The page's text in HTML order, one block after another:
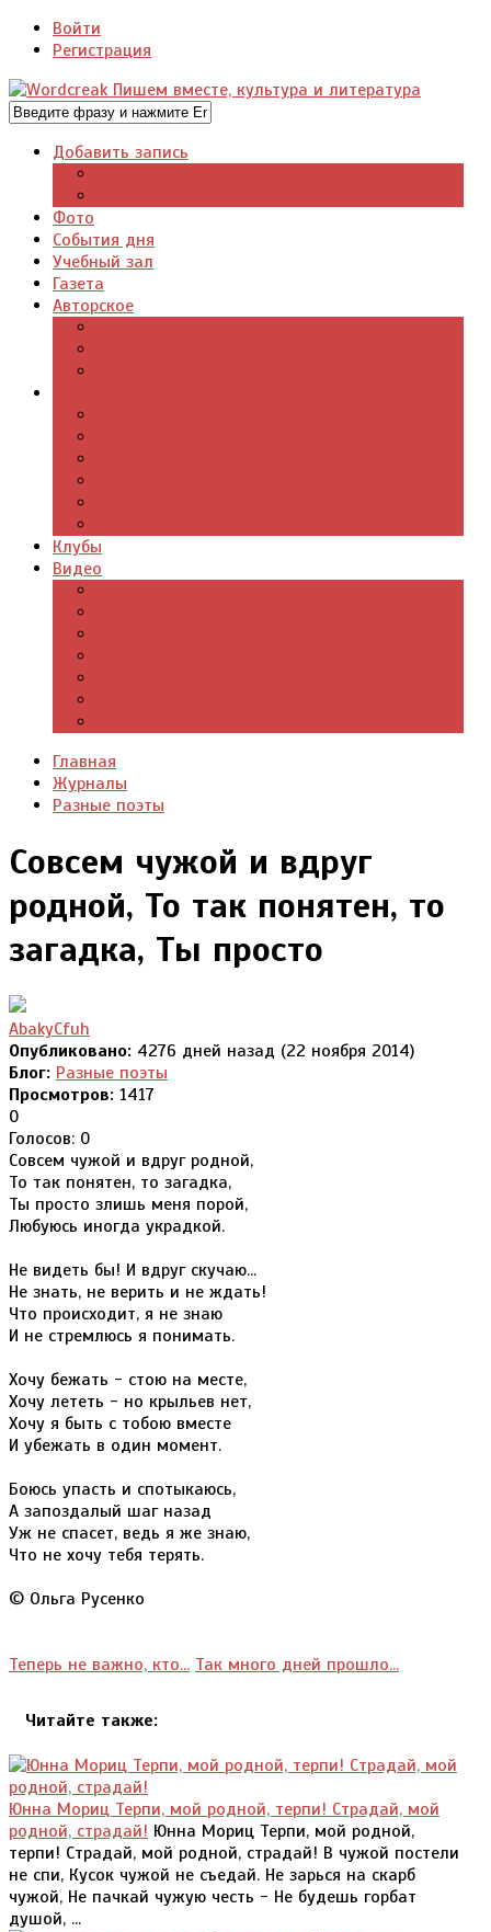
Войти
Регистрация
Добавить запись
Фото
События дня
Учебный зал
Газета
Авторское
Клубы
Видео
Главная
Журналы
Разные поэты
Совсем чужой и вдруг
родной, То так понятен, то
загадка, Ты просто
AbakyCfuh
Опубликовано: 4276 дней назад (22 ноября 2014)
Блог: Разные поэты
Просмотров: 1417
0
Голосов: 0
Совсем чужой и вдруг родной,
То так понятен, то загадка,
Ты просто злишь меня порой,
Любуюсь иногда украдкой.
Не видеть бы! И вдруг скучаю...
Не знать, не верить и не ждать!
Что происходит, я не знаю
И не стремлюсь я понимать.
Хочу бежать - стою на месте,
Хочу лететь - но крыльев нет,
Хочу я быть с тобою вместе
И убежать в один момент.
Боюсь упасть и спотыкаюсь,
А запоздалый шаг назад
Уж не спасет, ведь я же знаю,
Что не хочу тебя терять.
© Ольга Русенко
Теперь не важно, кто... Так много дней прошло...
Читайте также:
Юнна Мориц Терпи, мой родной, терпи! Страдай, мой
родной, страдай! Юнна Мориц Терпи, мой родной,
терпи! Страдай, мой родной, страдай! В чужой постели
не спи, Кусок чужой не съедай. Не зарься на скарб
чужой, Не пачкай чужую честь - Не будешь горбат
душой, ...